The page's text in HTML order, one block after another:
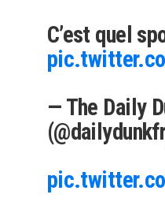
C’est quel
— The Daily